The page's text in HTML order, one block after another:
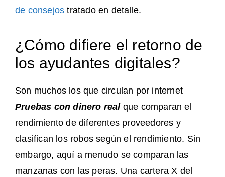
de consejostratado en detalle.
¿Cómo difiere el retorno de
los ayudantes digitales?
Son muchos los que circulan por internet
Pruebas con dinero realque comparan el
rendimiento de diferentes proveedores y
clasifican los robos según el rendimiento. Sin
embargo, aquí a menudo se comparan las
manzanas con las peras. Una cartera X del